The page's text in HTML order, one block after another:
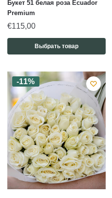
Букет 51 белая роза Ecuador
Premium
€115,00
Выбрать товар
-11%